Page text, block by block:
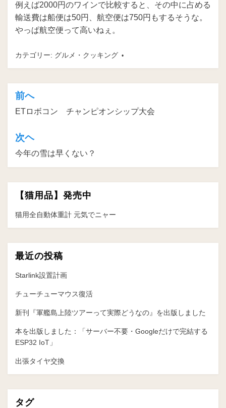
例えば2000円のワインで比較すると、その中に占める
輸送費は船便は50円、航空便は750円もするそうな。
やっぱ航空便って高いねぇ。
カテゴリー: グルメ・クッキング
投
稿
ナ
ビ
ゲ
ー
シ
ョ
ン
前へ
ETロボコン チャンピオンシップ大会
次ヘ
今年の雪は早くない？
【猫用品】発売中
猫用全自動体重計 元気でニャー
最近の投稿
Starlink設置計画
チューチューマウス復活
新刊『軍艦島上陸ツアーって実際どうなの』を出版しました
本を出版しました：「サーバー不要・Googleだけで完結する
ESP32 IoT」
出張タイヤ交換
タグ